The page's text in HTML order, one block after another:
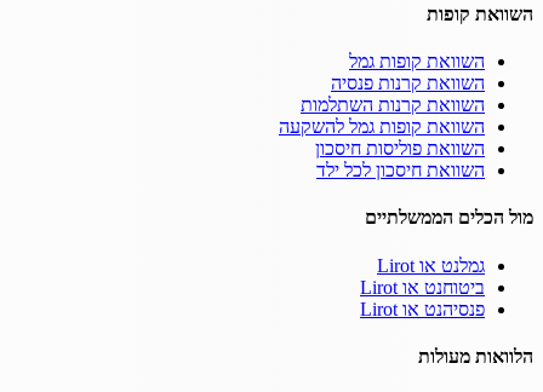
השוואת קופות
השוואת קופות גמל
השוואת קרנות פנסיה
השוואת קרנות השתלמות
השוואת קופות גמל להשקעה
השוואת פוליסות חיסכון
השוואת חיסכון לכל ילד
מול הכלים הממשלתיים
גמלנט או Lirot
ביטוחנט או Lirot
פנסיהנט או Lirot
הלוואות מעולות